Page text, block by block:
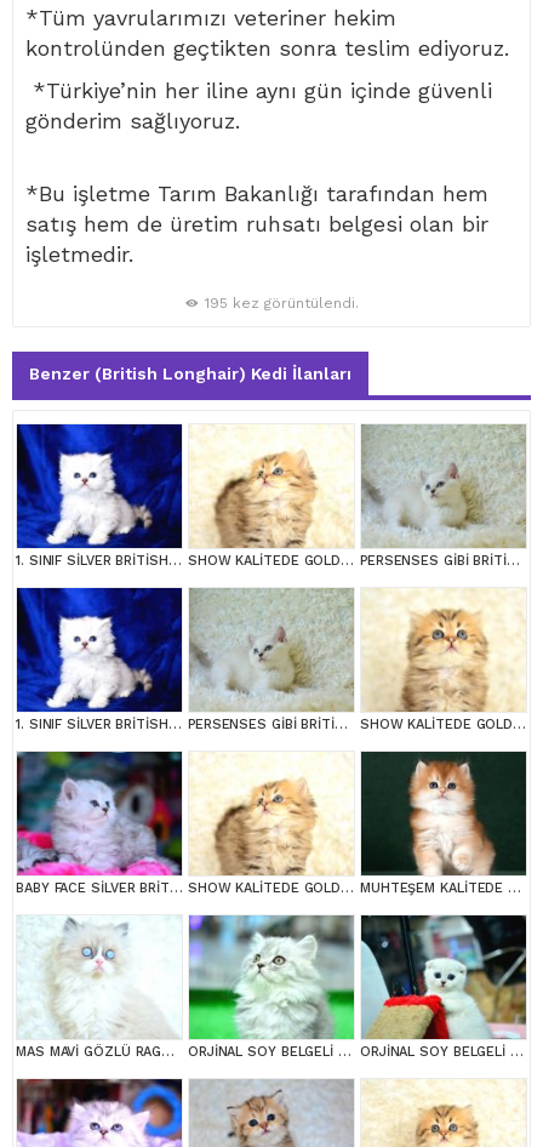
*Tüm yavrularımızı veteriner hekim
kontrolünden geçtikten sonra teslim ediyoruz.
*Türkiye’nin her iline aynı gün içinde güvenli
gönderim sağlıyoruz.
*Bu işletme Tarım Bakanlığı tarafından hem
satış hem de üretim ruhsatı belgesi olan bir
işletmedir.
195 kez görüntülendi.
Benzer (British Longhair) Kedi İlanları
1. SINIF SİLVER BRİTİSH LONGHAİR YAVRUMUZ NS1133 SHOW KALİTEDE GOLDEN NY25 BRİTİSH LONGHAİR PERSENSES GİBİ BRİTİSH YAVRUMUZ
1. SINIF SİLVER BRİTİSH LONGHAİR YAVRUMUZ NS1133 PERSENSES GİBİ BRİTİSH YAVRUMUZ SHOW KALİTEDE GOLDEN NY25 BRİTİSH LONGHAİR
BABY FACE SİLVER BRİTİSH LONGHAİR SHOW KALİTEDE GOLDEN NY25 BRİTİSH LONGHAİR MUHTEŞEM KALİTEDE GOLDEN BRİTİSH LONGHAİR
MAS MAVİ GÖZLÜ RAGDOLL YAVRUMUZ ORJİNAL SOY BELGELİ NS25 BRTİSİH LONGHAİR ORJİNAL SOY BELGELİ NS25 BRTİSİH LONGHAİR